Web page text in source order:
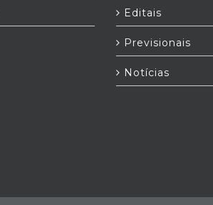
Editais
Previsionais
Notícias